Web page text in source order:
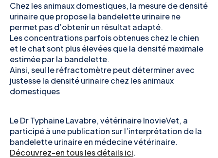
Chez les animaux domestiques, la mesure de densité
urinaire que propose la bandelette urinaire ne
permet pas d’obtenir un résultat adapté.
Les concentrations parfois obtenues chez le chien
et le chat sont plus élevées que la densité maximale
estimée par la bandelette.
Ainsi, seul le réfractomètre peut déterminer avec
justesse la densité urinaire chez les animaux
domestiques
Le Dr Typhaine Lavabre, vétérinaire InovieVet, a
participé à une publication sur l’interprétation de la
bandelette urinaire en médecine vétérinaire.
Découvrez-en tous les détails ici.